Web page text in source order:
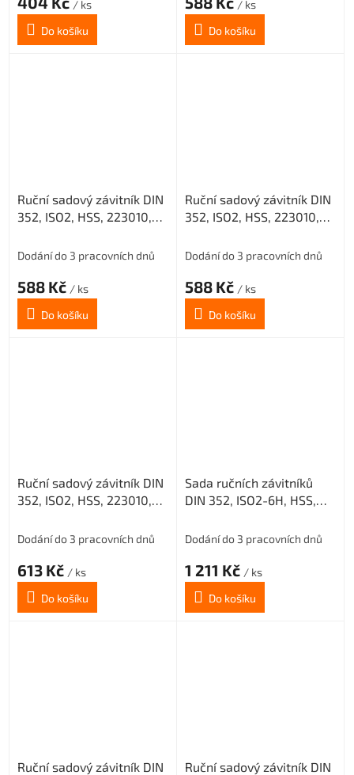
/ ks
Do košíku
/ ks
Do košíku
Ruční sadový závitník DIN
352, ISO2, HSS, 223010,
Dodání do 3 pracovních dnů
588 Kč / ks
Do košíku
Ruční sadový závitník DIN
352, ISO2, HSS, 223010,
Dodání do 3 pracovních dnů
588 Kč / ks
Do košíku
Ruční sadový závitník DIN
352, ISO2, HSS, 223010,
Dodání do 3 pracovních dnů
613 Kč / ks
Do košíku
Sada ručních závitníků
DIN 352, ISO2-6H, HSS,
Dodání do 3 pracovních dnů
1 211 Kč / ks
Do košíku
Ruční sadový závitník DIN
Ruční sadový závitník DIN